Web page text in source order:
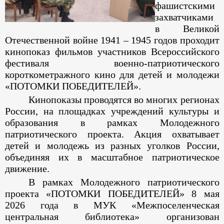
фашистскими
захватчиками
в Великой
Отечественной войне 1941 – 1945 годов проходит
кинопоказ фильмов участников Всероссийского
фестиваля военно-патриотического
короткометражного кино для детей и молодежи
«ПОТОМКИ ПОБЕДИТЕЛЕЙ».
Кинопоказы проводятся во многих регионах
России, на площадках учреждений культуры и
образования в рамках Молодежного
патриотического проекта. Акция охватывает
детей и молодежь из разных уголков России,
объединяя их в масштабное патриотическое
движение.
В рамках Молодежного патриотического
проекта «ПОТОМКИ ПОБЕДИТЕЛЕЙ» 8 мая
2026 года в МУК «Межпоселенческая
центральная библиотека» организован